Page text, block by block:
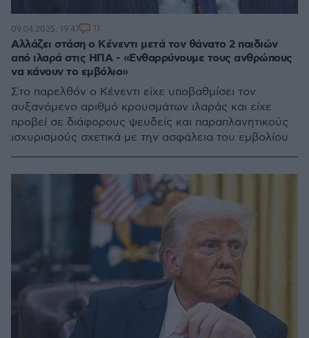
Αλλάζει στάση ο Κένεντι μετά τον θάνατο 2 παιδιών
από ιλαρά στις ΗΠΑ - «Ενθαρρύνουμε τους ανθρώπους
να κάνουν το εμβόλιο»
Στο παρελθόν ο Κένεντι είχε υποβαθμίσει τον
αυξανόμενο αριθμό κρουσμάτων ιλαράς και είχε
προβεί σε διάφορους ψευδείς και παραπλανητικούς
ισχυρισμούς σχετικά με την ασφάλεια του εμβολίου
09.04.2025, 19:47 11